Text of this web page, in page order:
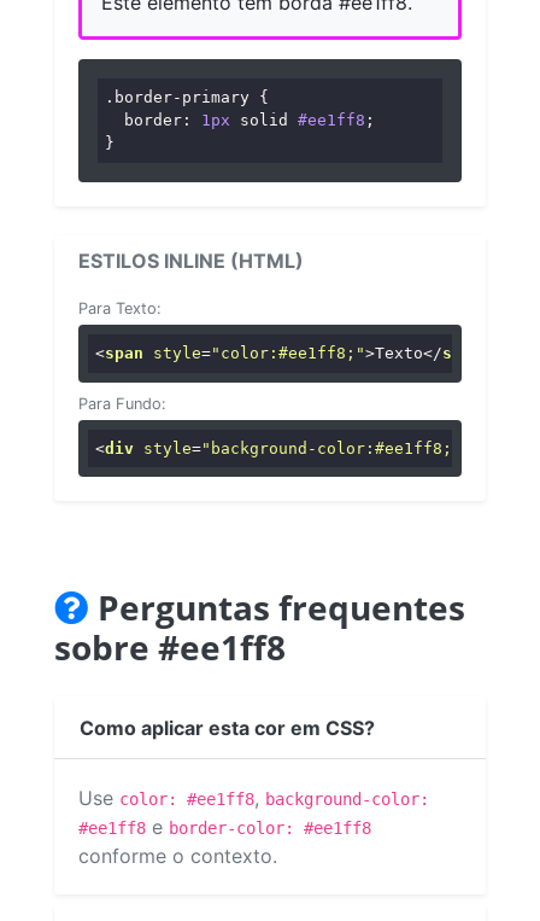
.border-primary {
border : 1px solid #ee1ff8 ;
}
ESTILOS INLINE (HTML)
Para Texto:
<span style="color:#ee1ff8;">Texto</span
Para Fundo:
<div style="background-color:#ee1ff8;"
Perguntas frequentes
sobre #ee1ff8
Como aplicar esta cor em CSS?
Use color: #ee1ff8, background-color:
#ee1ff8 e border-color: #ee1ff8
conforme o contexto.